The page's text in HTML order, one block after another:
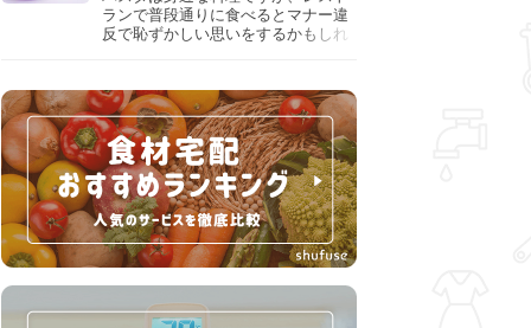
ランで普段通りに食べるとマナー違
反で恥ずかしい思いをするかもしれ
して、正しい食べ方を確認しましょ
う。大人の嗜みとして知っておきた
い新常識を解説します。